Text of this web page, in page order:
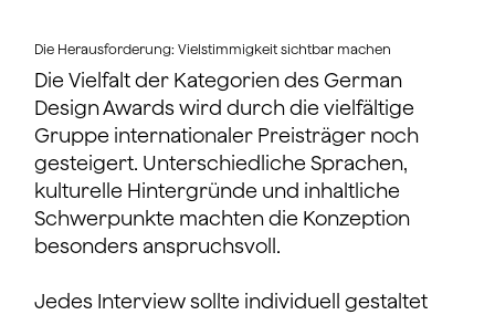
Die Herausforderung: Vielstimmigkeit sichtbar machen
Die Vielfalt der Kategorien des German
Design Awards wird durch die vielfältige
Gruppe internationaler Preisträger noch
gesteigert. Unterschiedliche Sprachen,
kulturelle Hintergründe und inhaltliche
Schwerpunkte machten die Konzeption
besonders anspruchsvoll.
Jedes Interview sollte individuell gestaltet